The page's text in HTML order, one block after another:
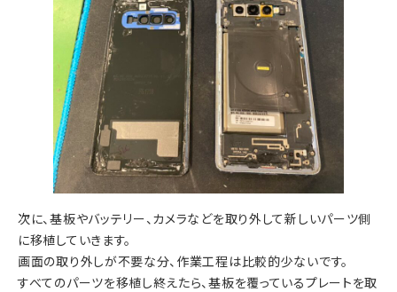
次に、基板やバッテリー、カメラなどを取り外して新しいパーツ側
に移植していきます。
画面の取り外しが不要な分、作業工程は比較的少ないです。
すべてのパーツを移植し終えたら、基板を覆っているプレートを取